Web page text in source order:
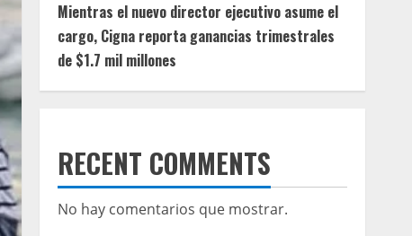
Mientras el nuevo director ejecutivo asume el
cargo, Cigna reporta ganancias trimestrales
de $1.7 mil millones
RECENT COMMENTS
No hay comentarios que mostrar.